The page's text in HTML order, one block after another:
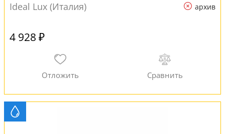
Ideal Lux (Италия)
архив
4 928 ₽